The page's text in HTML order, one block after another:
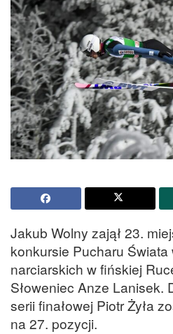
Jakub Wolny zajął 23.
konkursie Pucharu Świata
narciarskich w fińskiej
Słoweniec Anze Lanisek.
serii finałowej Piotr Żyła
na 27. pozycji.